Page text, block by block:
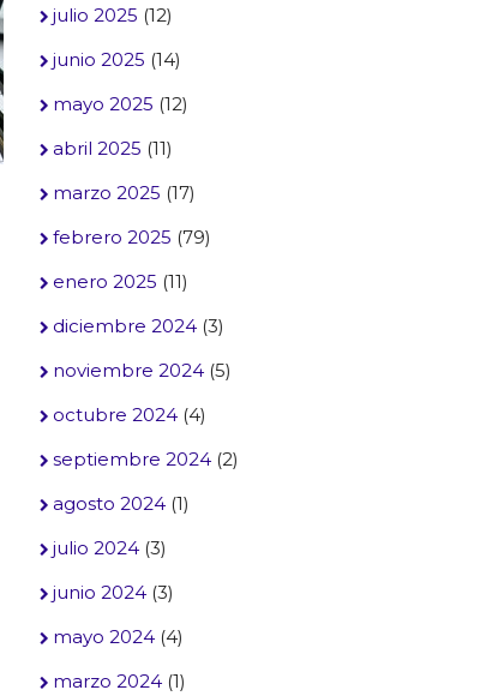
julio 2025 (12)
junio 2025 (14)
mayo 2025 (12)
abril 2025 (11)
marzo 2025 (17)
febrero 2025 (79)
enero 2025 (11)
diciembre 2024 (3)
noviembre 2024 (5)
octubre 2024 (4)
septiembre 2024 (2)
agosto 2024 (1)
julio 2024 (3)
junio 2024 (3)
mayo 2024 (4)
marzo 2024 (1)